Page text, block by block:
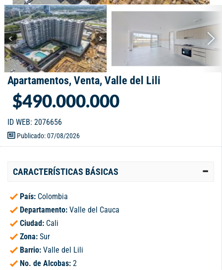
Apartamentos, Venta, Valle del Lili
$490.000.000
ID WEB: 2076656
Publicado: 07/08/2026
CARACTERÍSTICAS BÁSICAS
País: Colombia
Departamento: Valle del Cauca
Ciudad: Cali
Zona: Sur
Barrio: Valle del Lili
No. de Alcobas: 2